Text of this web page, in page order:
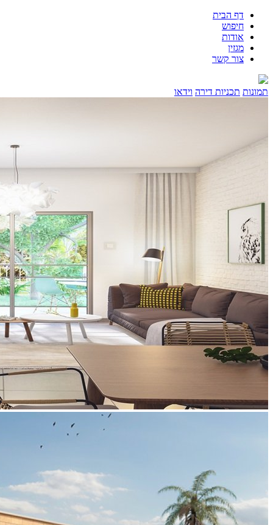
דף הבית
חיפוש
אודות
מגזין
צור קשר
תמונות תכניות דירה וידאו